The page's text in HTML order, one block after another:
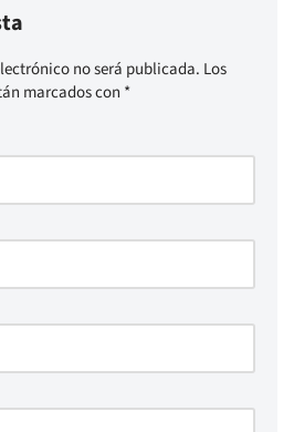
no será publicada. Los
marcados con *